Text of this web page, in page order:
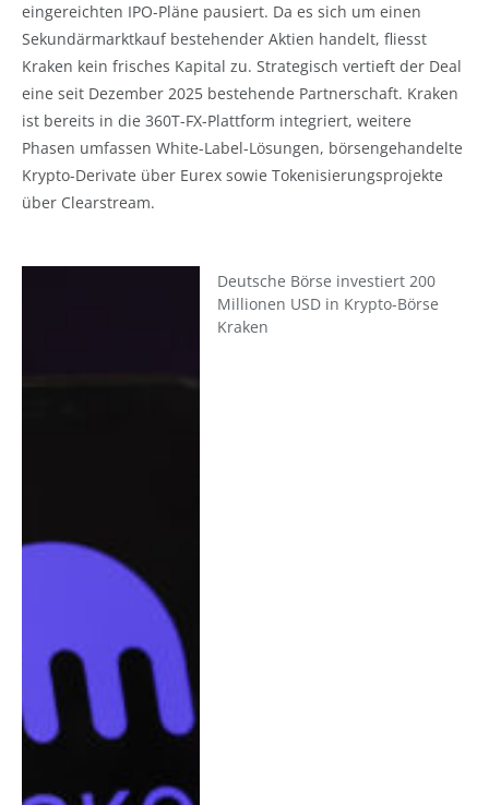
eingereichten IPO-Pläne pausiert. Da es sich um einen
Sekundärmarktkauf bestehender Aktien handelt, fliesst
Kraken kein frisches Kapital zu. Strategisch vertieft der Deal
eine seit Dezember 2025 bestehende Partnerschaft. Kraken
ist bereits in die 360T-FX-Plattform integriert, weitere
Phasen umfassen White-Label-Lösungen, börsengehandelte
Krypto-Derivate über Eurex sowie Tokenisierungsprojekte
über Clearstream.
Deutsche Börse investiert 200
Millionen USD in Krypto-Börse
Kraken